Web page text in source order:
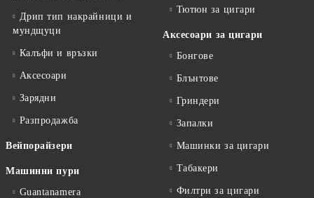
Дрип тип накрайници и
мундщуци
Калъфи и връзки
Аксесоари
Зарядни
Разпродажба
Вейпорайзери
Машинни пури
Guantanamera
Тютюн за цигари
Аксесоари за цигари
Бонгове
Блънтове
Гриндери
Запалки
Машинки за цигари
Табакери
Филтри за цигари